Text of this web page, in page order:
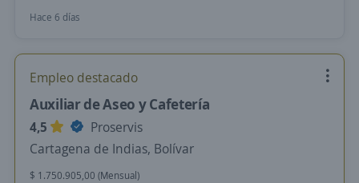
Hace 6 días
Empleo destacado
Auxiliar de Aseo y Cafetería
4,5
Proservis
Cartagena de Indias, Bolívar
$ 1.750.905,00 (Mensual)